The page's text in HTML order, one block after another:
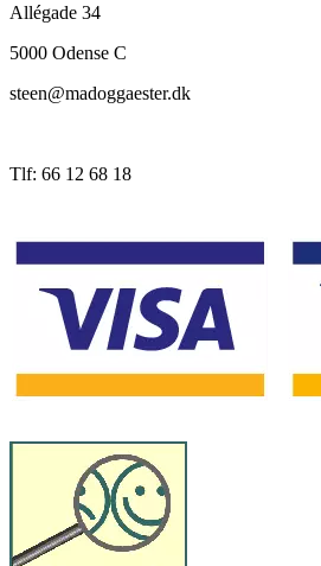
Allégade 34
5000 Odense C
steen@madoggaester.dk
Tlf: 66 12 68 18